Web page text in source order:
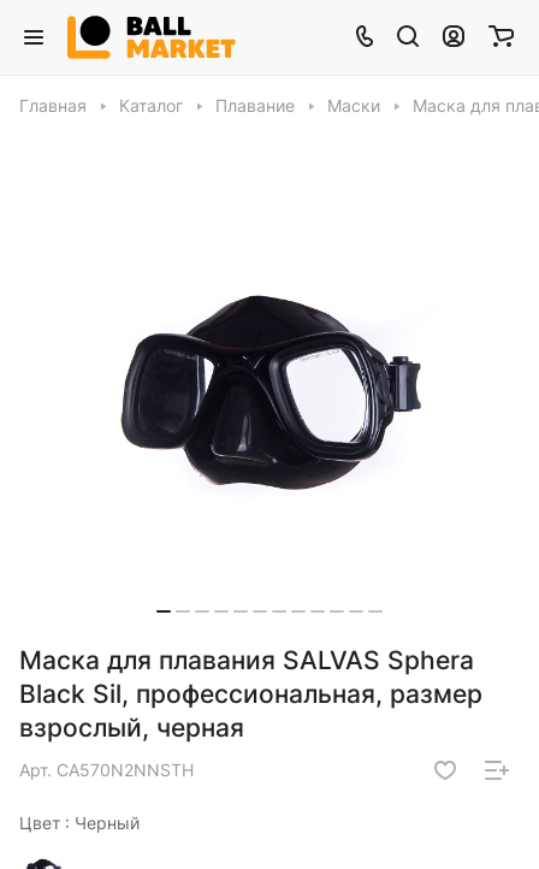
Главная Каталог Плавание Маски Маска для
Маска для плавания SALVAS Sphera
Black Sil, профессиональная, размер
взрослый, черная
Арт. CA570N2NNSTH
Цвет : Черный